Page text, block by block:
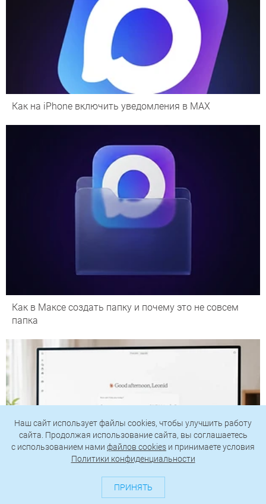
Как на iPhone включить уведомления в MAX
Как в Максе создать папку и почему это не совсем
папка
Наш сайт использует файлы cookies, чтобы улучшить работу
сайта. Продолжая использование сайта, вы соглашаетесь
c использованием нами файлов cookies и принимаете условия
Политики конфиденциальности
ПРИНЯТЬ